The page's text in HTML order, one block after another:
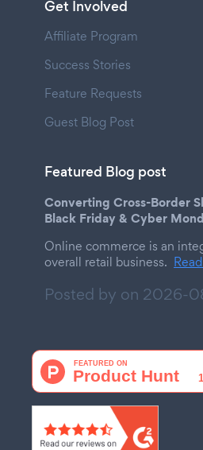
Get Involved
Affiliate Program
Success Stories
Feature Requests
Guest Blog Post
Featured Blog post
Converting Cross-Border
Black Friday & Cyber
Online commerce is an
overall retail business.
Posted by on 2026-